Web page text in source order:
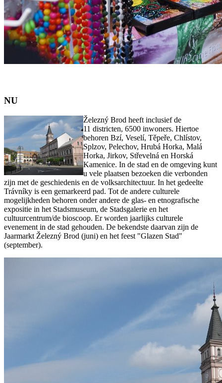
NU
Železný Brod heeft inclusief de
11 districten, 6500 inwoners. Hiertoe
behoren Bzí, Veselí, Těpeře, Chlístov,
Splzov, Pelechov, Hrubá Horka, Malá
Horka, Jirkov, Střevelná en Horská
Kamenice. In de stad en de omgeving kunt
u vele plaatsen bezoeken die verbonden
zijn met de geschiedenis en de volksarchitectuur. In het gedeelte
Trávníky is een gemarkeerd pad. Tot de andere culturele
mogelijkheden behoren onder andere de glas- en etnografische
expositie in het Stadsmuseum, de Stadsgalerie en het
cultuurcentrum/de bioscoop. Er worden jaarlijks culturele
evenement in de stad gehouden. De bekendste daarvan zijn de
Jaarmarkt Železný Brod (juni) en het feest "Glazen Stad"
(september).